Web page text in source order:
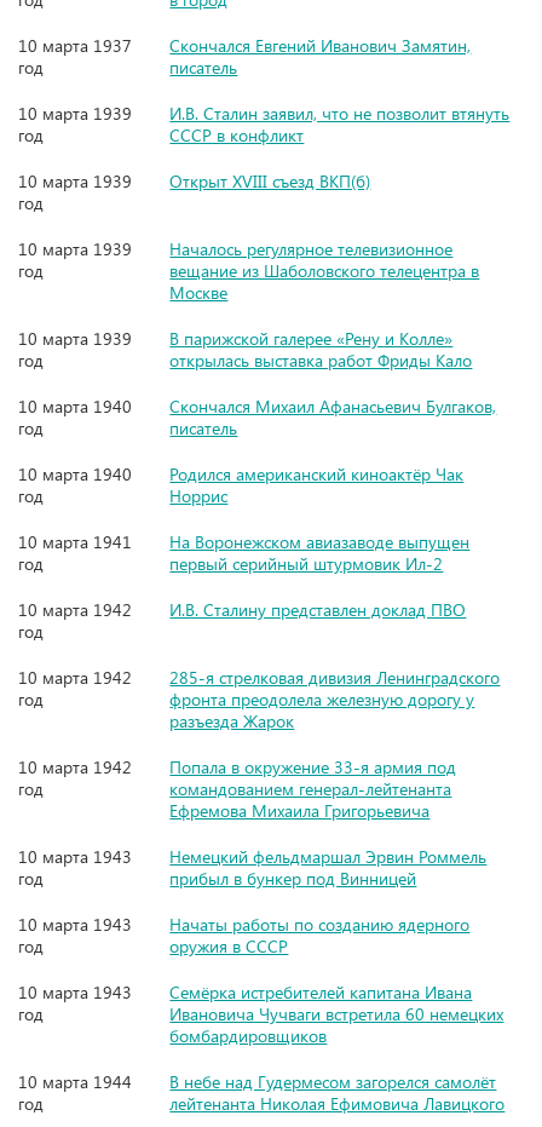
10 марта 1937
год
Скончался Евгений Иванович Замятин,
писатель
10 марта 1939
год
И.В. Сталин заявил, что не позволит втянуть
СССР в конфликт
10 марта 1939
год
Открыт XVIII съезд ВКП(б)
10 марта 1939
год
Началось регулярное телевизионное
вещание из Шаболовского телецентра в
Москве
10 марта 1939
год
В парижской галерее «Рену и Колле»
открылась выставка работ Фриды Кало
10 марта 1940
год
Скончался Михаил Афанасьевич Булгаков,
писатель
10 марта 1940
год
Родился американский киноактёр Чак
Норрис
10 марта 1941
год
На Воронежском авиазаводе выпущен
первый серийный штурмовик Ил-2
10 марта 1942
год
И.В. Сталину представлен доклад ПВО
10 марта 1942
год
285-я стрелковая дивизия Ленинградского
фронта преодолела железную дорогу у
разъезда Жарок
10 марта 1942
год
Попала в окружение 33-я армия под
командованием генерал-лейтенанта
Ефремова Михаила Григорьевича
10 марта 1943
год
Немецкий фельдмаршал Эрвин Роммель
прибыл в бункер под Винницей
10 марта 1943
год
Начаты работы по созданию ядерного
оружия в СССР
10 марта 1943
год
Семёрка истребителей капитана Ивана
Ивановича Чучваги встретила 60 немецких
бомбардировщиков
10 марта 1944
год
В небе над Гудермесом загорелся самолёт
лейтенанта Николая Ефимовича Лавицкого